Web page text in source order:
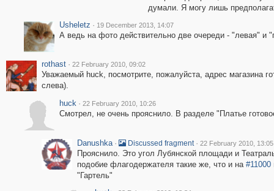
думали. Я могу лишь
Usheletz · 19 December 2013, 14:07
А ведь на фото действительно две очереди - "левая" и
rothast · 22 February 2010, 09:02
Уважаемый huck, посмотрите, пожалуйста, адрес магазина
слева).
huck · 22 February 2010, 10:26
Смотрел, не очень прояснило. В разделе "Платье
Danushka · Discussed fragment · 22 February 2010, 13:05
Прояснило. Это угол Лубянской площади и
подобие флагодержателя такие же, что и на #11000
"Гартель"